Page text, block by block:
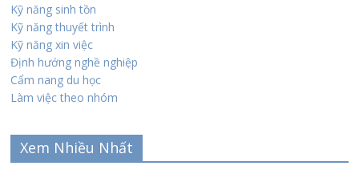
Kỹ năng sinh tồn
Kỹ năng thuyết trình
Kỹ năng xin việc
Định hướng nghề nghiệp
Cẩm nang du học
Làm việc theo nhóm
Xem Nhiều Nhất